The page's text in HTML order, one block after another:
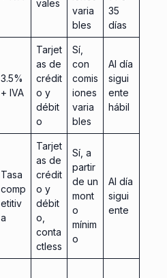
vales
varia
bles
35
días
3.5%
+ IVA
Tarjet
as de
crédit
o y
débit
o
Sí,
con
comis
iones
varia
bles
Al día
sigui
ente
hábil
Tasa
comp
etitiv
a
Tarjet
as de
crédit
o y
débit
o,
conta
ctless
Sí, a
partir
de un
mont
o
mínim
o
Al día
sigui
ente